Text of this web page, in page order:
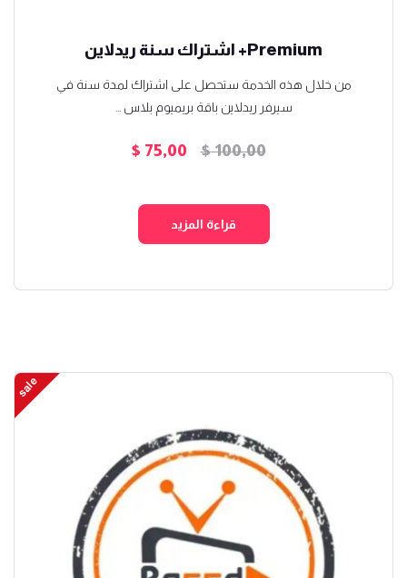
Premium+ اشتراك سنة ريدلاين
من خلال هذه الخدمة ستحصل على اشتراك لمدة سنة في
سيرفر ريدلاين باقة بريميوم بلاس ...
$100,00
السعر
هو:
$ 100,00.
$ 75,00
قراءة المزيد
sale